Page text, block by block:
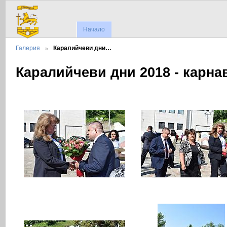
Начало
Галерия Каралийчеви дни…
Каралийчеви дни 2018 -